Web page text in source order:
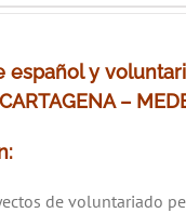
español y
–
de voluntariado